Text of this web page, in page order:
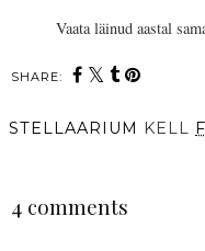
Vaata läinud aastal
SHARE:
STELLAARIUM KELL
4 comments